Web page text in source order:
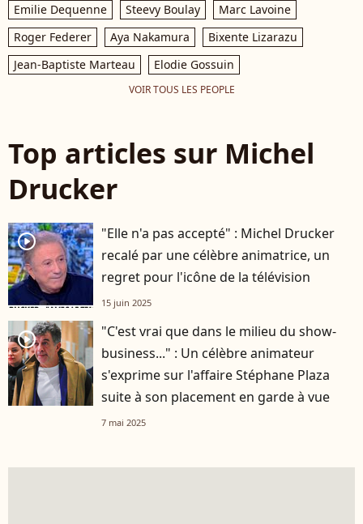
Emilie Dequenne Steevy Boulay
Marc Lavoine
Roger Federer
Aya Nakamura
Bixente Lizarazu
Jean-Baptiste Marteau
Elodie Gossuin
VOIR TOUS LES PEOPLE
Top articles sur Michel
Drucker
player2
"Elle n'a pas accepté" : Michel Drucker
recalé par une célèbre animatrice, un
regret pour l'icône de la télévision
15 juin 2025
player2
"C'est vrai que dans le milieu du show-
business..." : Un célèbre animateur
s'exprime sur l'affaire Stéphane Plaza
suite à son placement en garde à vue
7 mai 2025